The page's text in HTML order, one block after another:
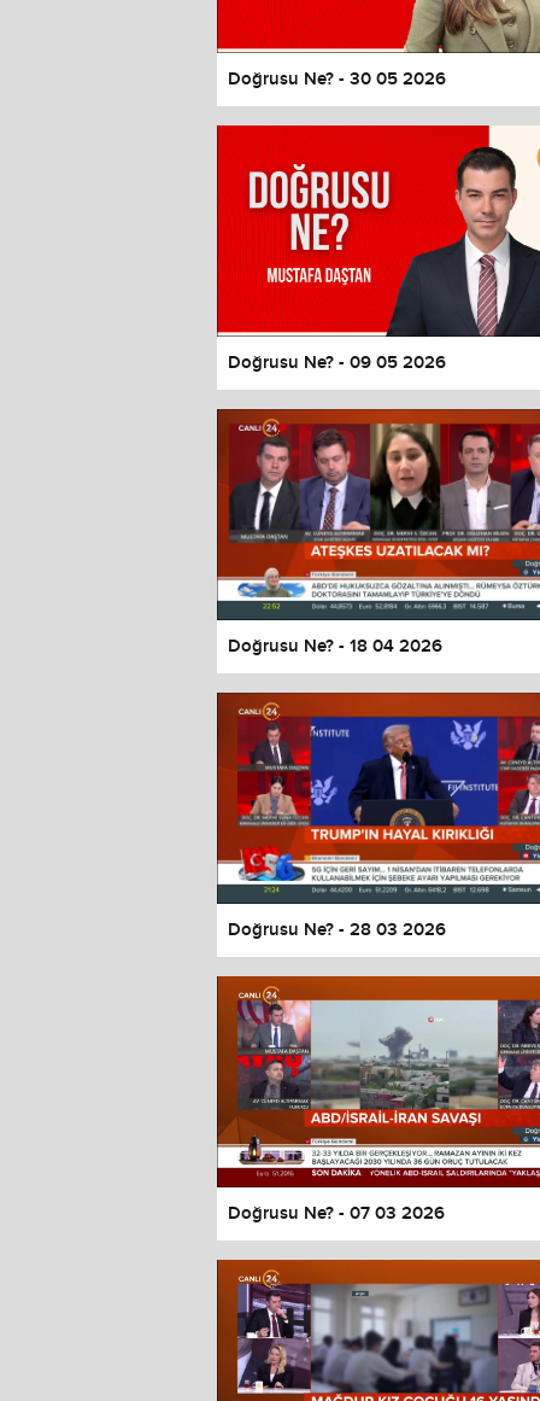
Doğrusu Ne? - 30 05 2026
Doğrusu Ne? - 09 05 2026
Doğrusu Ne? - 18 04 2026
Doğrusu Ne? - 28 03 2026
Doğrusu Ne? - 07 03 2026